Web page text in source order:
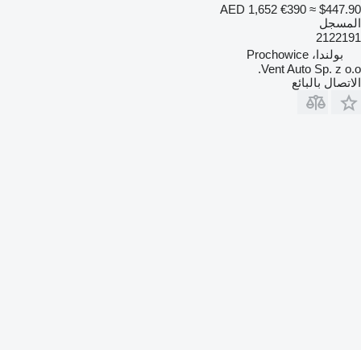
AED 1,652 €390 ≈ $447.90
المسجل
2122191
بولندا، Prochowice
Vent Auto Sp. z o.o.
الاتصال بالبائع